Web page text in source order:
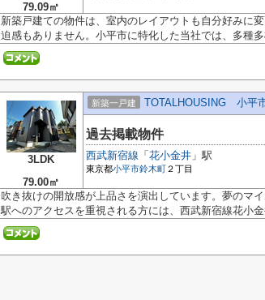
79.09㎡
新築戸建ての物件は、室内のレイアウトも自分好みに
迫感もありません。小平市に特化した当社では、多種
3LDK
79.00㎡
新築一戸建 TOTALHOUSING 小平
過去掲載物件
西武新宿線 「 花小金井 」駅
東京都小平市鈴木町 ２丁目
吹き抜けの開放感が上品さを演出しています。夢のマ
駅へのアクセスを重視される方には、西武新宿線花小